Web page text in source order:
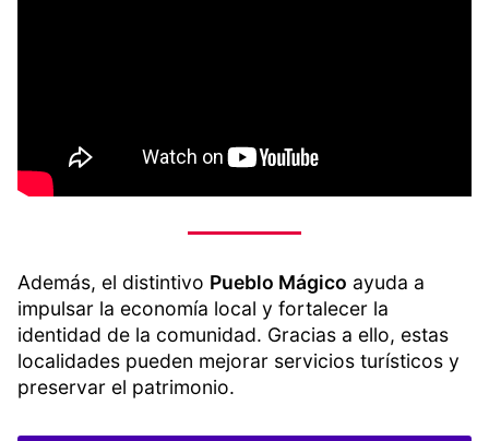
Además, el distintivo Pueblo Mágico ayuda a
impulsar la economía local y fortalecer la
identidad de la comunidad. Gracias a ello, estas
localidades pueden mejorar servicios turísticos y
preservar el patrimonio.